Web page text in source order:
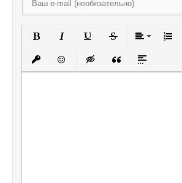
Вставить защищенную ссылку
Вставить смайлик
Вставка скрытого
Вставка